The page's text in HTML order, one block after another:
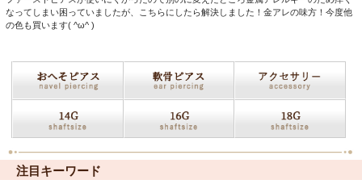
なってしまい困っていましたが、こちらにしたら解決しました！金アレの味方！今度他
の色も買います( ^ω^ )
注目キーワード